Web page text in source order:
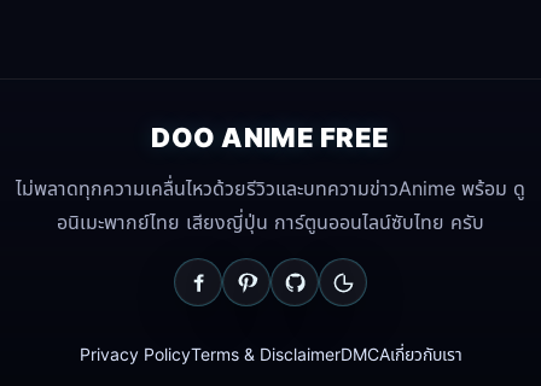
DOO ANIME FREE
ไม่พลาดทุกความเคลื่นไหวด้วยรีวิวและบทความข่าวAnime พร้อม ดู
อนิเมะพากย์ไทย เสียงญี่ปุ่น การ์ตูนออนไลน์ซับไทย ครับ
Privacy PolicyTerms & DisclaimerDMCAเกี่ยวกับเรา